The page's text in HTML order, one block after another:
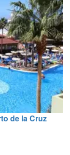
de la Cruz